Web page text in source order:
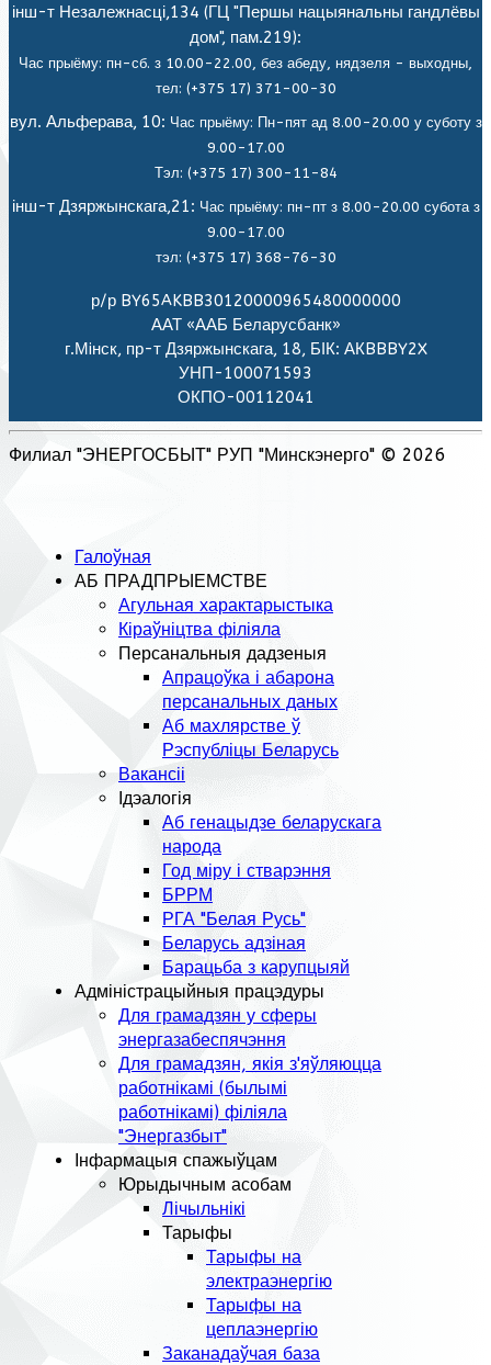
інш-т Незалежнасці,134 (ГЦ "Першы нацыянальны гандлёвы
дом", пам.219):
Час прыёму: пн-сб. з 10.00-22.00, без абеду, нядзеля - выходны,
тел: (+375 17) 371-00-30
вул. Альферава, 10: Час прыёму: Пн-пят ад 8.00-20.00 у суботу з
9.00-17.00
Тэл: (+375 17) 300-11-84
інш-т Дзяржынскага,21: Час прыёму: пн-пт з 8.00-20.00 субота з
9.00-17.00
тэл: (+375 17) 368-76-30
р/р BY65AKBB30120000965480000000
ААТ «ААБ Беларусбанк»
г.Мiнск, пр-т Дзяржынскага, 18, БІК: АКBBBY2X
УНП-100071593
ОКПО-00112041
Филиал "ЭНЕРГОСБЫТ" РУП "Минскэнерго" © 2026
Галоўная
АБ ПРАДПРЫЕМСТВЕ
Агульная характарыстыка
Кіраўніцтва філіяла
Персанальныя дадзеныя
Апрацоўка і абарона
персанальных даных
Аб махлярстве ў
Рэспубліцы Беларусь
Вакансіі
Ідэалогія
Аб генацыдзе беларускага
народа
Год міру і стварэння
БРРМ
РГА "Белая Русь"
Беларусь адзіная
Барацьба з карупцыяй
Адміністрацыйныя працэдуры
Для грамадзян у сферы
энергазабеспячэння
Для грамадзян, якія з'яўляюцца
работнікамі (былымі
работнікамі) філіяла
"Энергазбыт"
Інфармацыя спажыўцам
Юрыдычным асобам
Лічыльнікі
Тарыфы
Тарыфы на
электраэнергію
Тарыфы на
цеплаэнергію
Заканадаўчая база